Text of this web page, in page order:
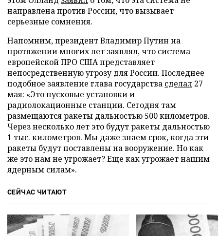
направлена против России, что вызывает
серьезные сомнения.
Напомним, президент Владимир Путин на
протяжении многих лет заявлял, что система
европейской ПРО США представляет
непосредственную угрозу для России. Последнее
подобное заявление глава государства сделал 27
мая: «Это пусковые установки и
радиолокационные станции. Сегодня там
размещаются ракеты дальностью 500 километров.
Через несколько лет это будут ракеты дальностью
1 тыс. километров. Мы даже знаем срок, когда эти
ракеты будут поставлены на вооружение. Но как
же это нам не угрожает? Еще как угрожает нашим
ядерным силам».
СЕЙЧАС ЧИТАЮТ